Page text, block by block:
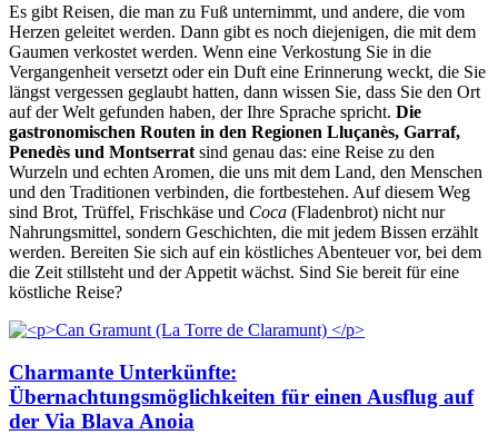
Es gibt Reisen, die man zu Fuß unternimmt, und andere, die vom
Herzen geleitet werden. Dann gibt es noch diejenigen, die mit dem
Gaumen verkostet werden. Wenn eine Verkostung Sie in die
Vergangenheit versetzt oder ein Duft eine Erinnerung weckt, die Sie
längst vergessen geglaubt hatten, dann wissen Sie, dass Sie den Ort
auf der Welt gefunden haben, der Ihre Sprache spricht. Die
gastronomischen Routen in den Regionen Lluçanès, Garraf,
Penedès und Montserrat sind genau das: eine Reise zu den
Wurzeln und echten Aromen, die uns mit dem Land, den Menschen
und den Traditionen verbinden, die fortbestehen. Auf diesem Weg
sind Brot, Trüffel, Frischkäse und Coca (Fladenbrot) nicht nur
Nahrungsmittel, sondern Geschichten, die mit jedem Bissen erzählt
werden. Bereiten Sie sich auf ein köstliches Abenteuer vor, bei dem
die Zeit stillsteht und der Appetit wächst. Sind Sie bereit für eine
köstliche Reise?
Charmante Unterkünfte:
Übernachtungsmöglichkeiten für einen Ausflug auf
der Via Blava Anoia